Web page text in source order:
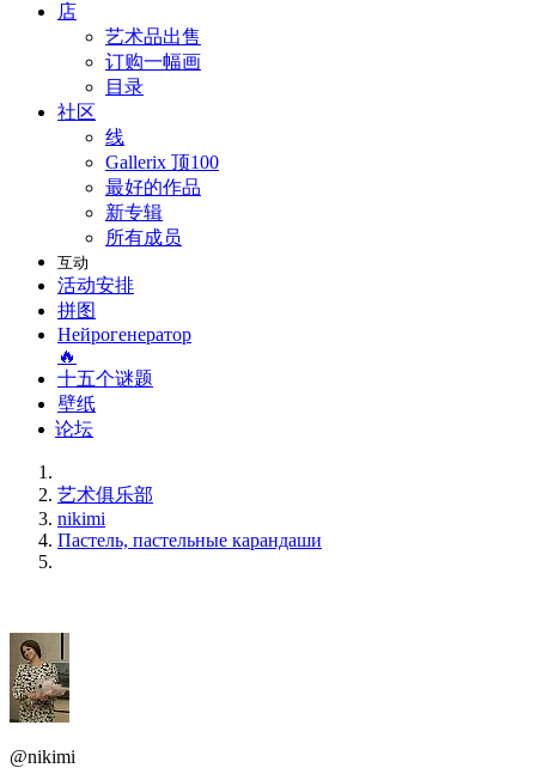
店
艺术品出售
订购一幅画
目录
社区
线
Gallerix 顶100
最好的作品
新专辑
所有成员
互动
活动安排
拼图
Нейрогенератор
🔥
十五个谜题
壁纸
论坛
艺术俱乐部
nikimi
Пастель, пастельные карандаши
@nikimi